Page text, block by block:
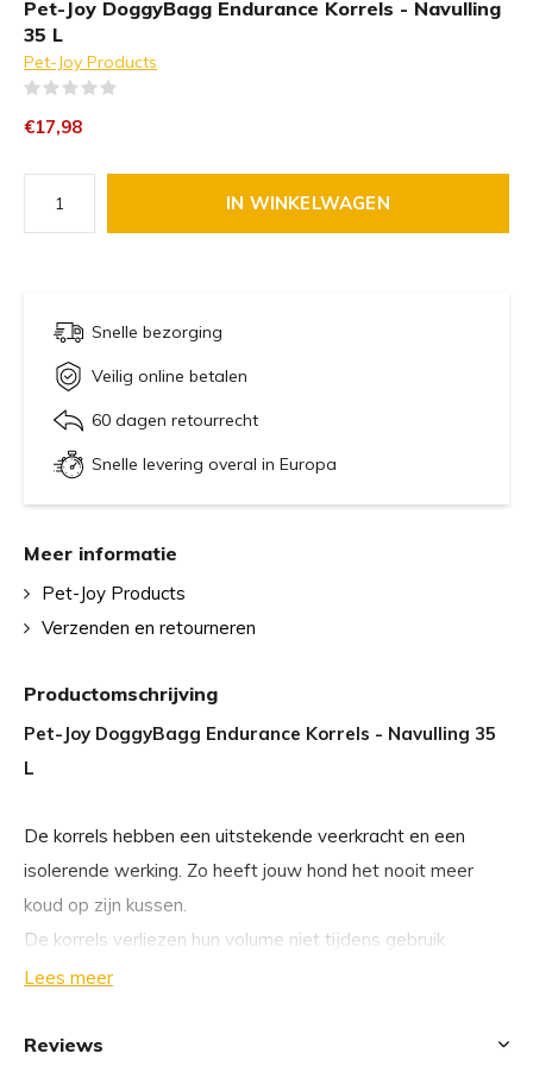
Pet-Joy DoggyBagg Endurance Korrels - Navulling
35 L
Pet-Joy Products
€17,98
IN WINKELWAGEN
Snelle bezorging
Veilig online betalen
60 dagen retourrecht
Snelle levering overal in Europa
Productomschrijving
Pet-Joy DoggyBagg Endurance Korrels - Navulling 35
L
De korrels hebben een uitstekende veerkracht en een
isolerende werking. Zo heeft jouw hond het nooit meer
koud op zijn kussen.
De korrels verliezen hun volume niet tijdens gebruik
waardoor je nooit meer het kussen van jouw hond hoeft
als jouw hond gaat liggen dan bij EPS korrels. Mocht jouw
Lees meer
Meer informatie
Pet-Joy Products
Verzenden en retourneren
Reviews